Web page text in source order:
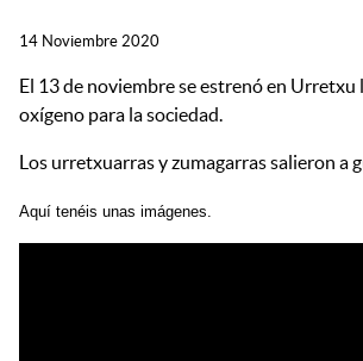
14 Noviembre 2020
El 13 de noviembre se estrenó en
oxígeno para la sociedad.
Los urretxuarras y zumagarras salieron a
Aquí tenéis unas imágenes.